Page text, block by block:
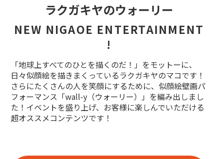
ラクガキヤのウォーリー
NEW NIGAOE ENTERTAINMENT
!
「地球上すべてのひとを描くのだ！」をモットーに、
日々似顔絵を描きまくっているラクガキヤのマコです！
さらにたくさんの人を笑顔にするために、似顔絵壁画パ
フォーマンス「wall-y（ウォーリー）」を編み出しまし
た！イベントを盛り上げ、お客様に楽しんでいただける
超オススメコンテンツです！